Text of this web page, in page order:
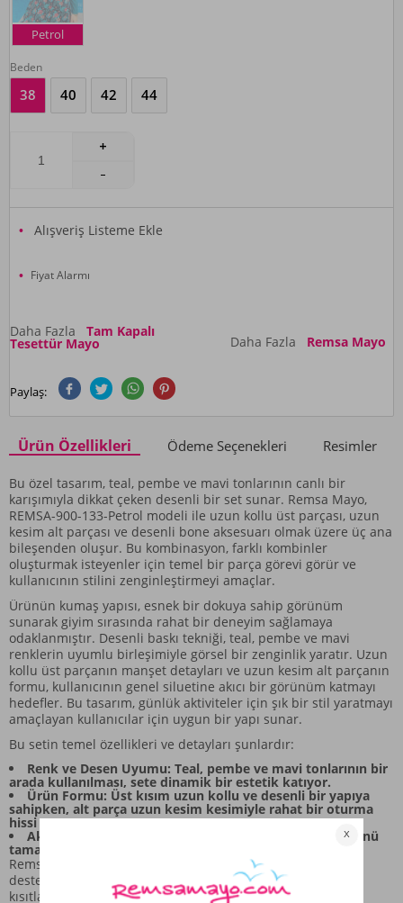
Petrol
Beden
38 40 42 44
Alışveriş Listeme Ekle
Fiyat Alarmı
Daha Fazla Tam Kapalı
Tesettür Mayo Daha Fazla Remsa Mayo
Paylaş:
Ürün Özellikleri Ödeme Seçenekleri Resimler
Bu özel tasarım, teal, pembe ve mavi tonlarının canlı bir
karışımıyla dikkat çeken desenli bir set sunar. Remsa Mayo,
REMSA-900-133-Petrol modeli ile uzun kollu üst parçası, uzun
kesim alt parçası ve desenli bone aksesuarı olmak üzere üç ana
bileşenden oluşur. Bu kombinasyon, farklı kombinler
oluşturmak isteyenler için temel bir parça görevi görür ve
kullanıcının stilini zenginleştirmeyi amaçlar.
Ürünün kumaş yapısı, esnek bir dokuya sahip görünüm
sunarak giyim sırasında rahat bir deneyim sağlamaya
odaklanmıştır. Desenli baskı tekniği, teal, pembe ve mavi
renklerin uyumlu birleşimiyle görsel bir zenginlik yaratır. Uzun
kollu üst parçanın manşet detayları ve uzun kesim alt parçanın
formu, kullanıcının genel siluetine akıcı bir görünüm katmayı
hedefler. Bu tasarım, günlük aktiviteler için şık bir stil yaratmayı
amaçlayan kullanıcılar için uygun bir yapı sunar.
Bu setin temel özellikleri ve detayları şunlardır:
Renk ve Desen Uyumu: Teal, pembe ve mavi tonlarının bir
arada kullanılması, sete dinamik bir estetik katıyor.
Ürün Formu: Üst kısım uzun kollu ve desenli bir yapıya
sahipken, alt parça uzun kesim kesimiyle rahat bir oturma
hissi sunar.
Aksesuar Detayı: Desenli bone, setin görsel bütünlüğünü
tamamlayarak stilin tamamlanmasına yardımcı olur.
Remsa Mayo, bu parçayı oluştururken, parçaların birbirini
desteklemesini ve kullanıcının hareket özgürlüğünü
kısıtlamamasını ön planda tutmuştur. Bu set, hem günlük